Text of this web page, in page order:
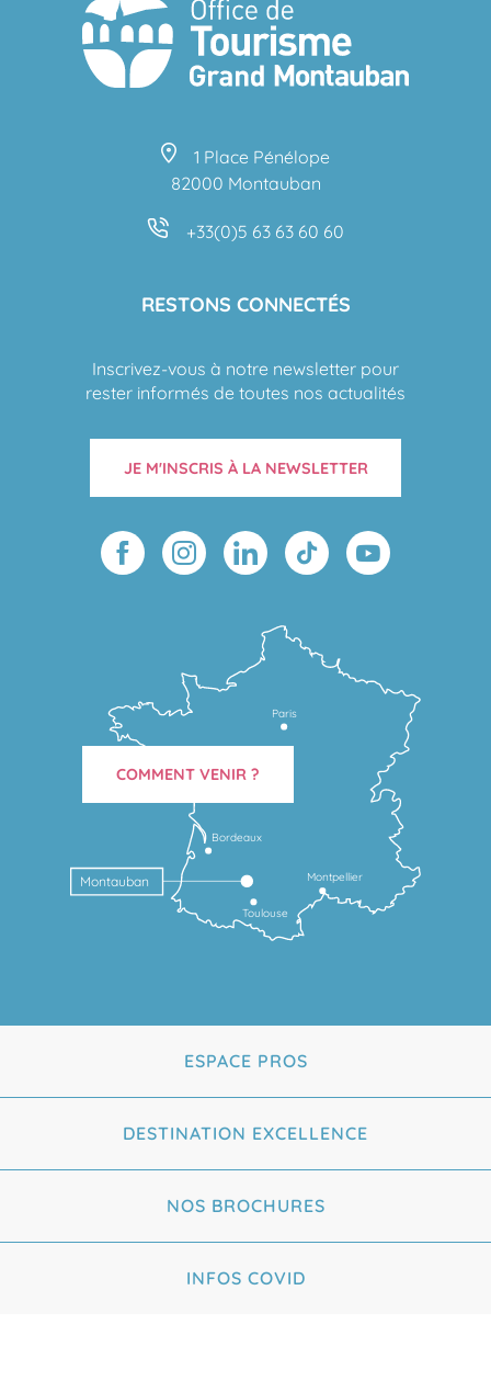
1 Place Pénélope
82000 Montauban
+33(0)5 63 63 60 60
RESTONS CONNECTÉS
Inscrivez-vous à notre newsletter pour
rester informés de toutes nos actualités
JE M'INSCRIS À LA NEWSLETTER
Toulouse
Montpellier
Bordeaux
Montauban
Paris
COMMENT VENIR ?
ESPACE PROS
DESTINATION EXCELLENCE
NOS BROCHURES
INFOS COVID